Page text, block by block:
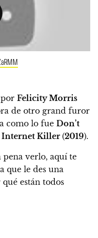
Felicity Morris
de otro grand furor
como lo fue Don’t
Internet Killer (2019).
pena verlo, aquí te
que le des una
están todos